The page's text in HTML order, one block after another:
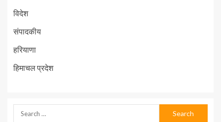
विदेश
संपादकीय
हरियाणा
हिमाचल प्रदेश